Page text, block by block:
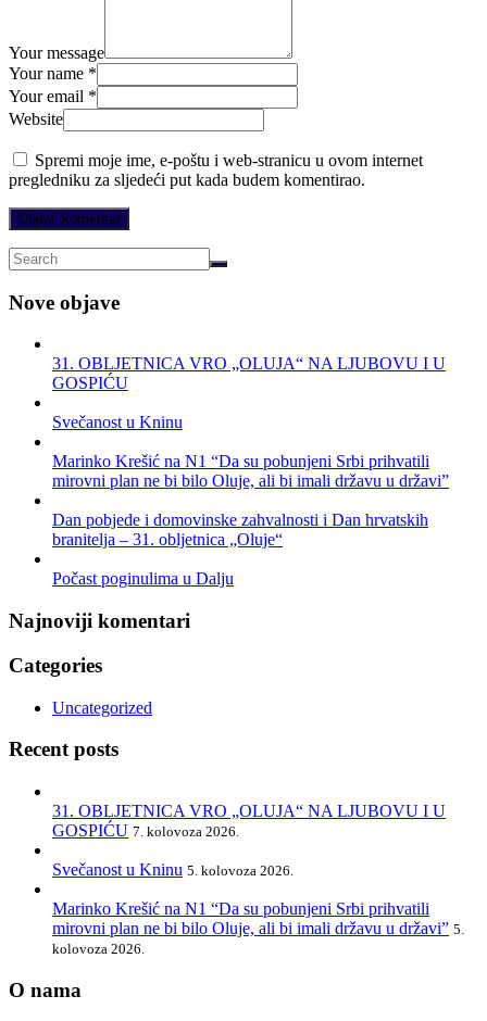
Your message
Your name *
Your email *
Website
Spremi moje ime, e-poštu i web-stranicu u ovom internet
pregledniku za sljedeći put kada budem komentirao.
Nove objave
31. OBLJETNICA VRO „OLUJA“ NA LJUBOVU I U
GOSPIĆU
Svečanost u Kninu
Marinko Krešić na N1 “Da su pobunjeni Srbi prihvatili
mirovni plan ne bi bilo Oluje, ali bi imali državu u državi”
Dan pobjede i domovinske zahvalnosti i Dan hrvatskih
branitelja – 31. obljetnica „Oluje“
Počast poginulima u Dalju
Najnoviji komentari
Categories
Uncategorized
Recent posts
31. OBLJETNICA VRO „OLUJA“ NA LJUBOVU I U
GOSPIĆU 7. kolovoza 2026.
Svečanost u Kninu 5. kolovoza 2026.
Marinko Krešić na N1 “Da su pobunjeni Srbi prihvatili
mirovni plan ne bi bilo Oluje, ali bi imali državu u državi” 5.
kolovoza 2026.
O nama